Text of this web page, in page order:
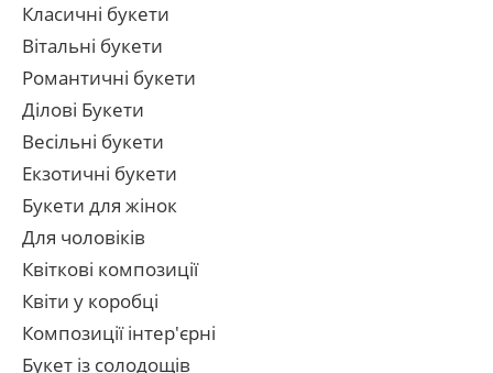
Класичні букети
Вітальні букети
Романтичні букети
Ділові Букети
Весільні букети
Екзотичні букети
Букети для жінок
Для чоловіків
Квіткові композиції
Квіти у коробці
Композиції інтер'єрні
Букет із солодощів